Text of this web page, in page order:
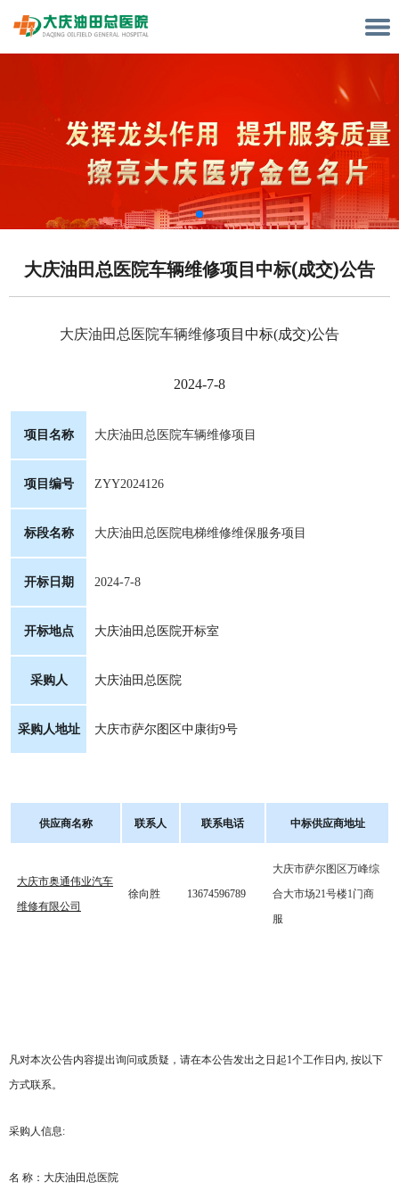
大庆油田总医院车辆维修项目中标(成交)公告
大庆油田总医院车辆维修项目中标(成交)公告
2024-7-8
项目名称 大庆油田总医院车辆维修项目
项目编号 ZYY2024126
标段名称 大庆油田总医院电梯维修维保服务项目
开标日期 2024-7-8
开标地点 大庆油田总医院开标室
采购人 大庆油田总医院
采购人地址 大庆市萨尔图区中康街9号
供应商名称 联系人 联系电话 中标供应商地址
大庆市奥通伟业汽车
维修有限公司
徐向胜 13674596789
大庆市萨尔图区万峰综
合大市场21号楼1门商
服
凡对本次公告内容提出询问或质疑，请在本公告发出之日起1个工作日内, 按以下
方式联系。
采购人信息 :
名 称：大庆油田总医院